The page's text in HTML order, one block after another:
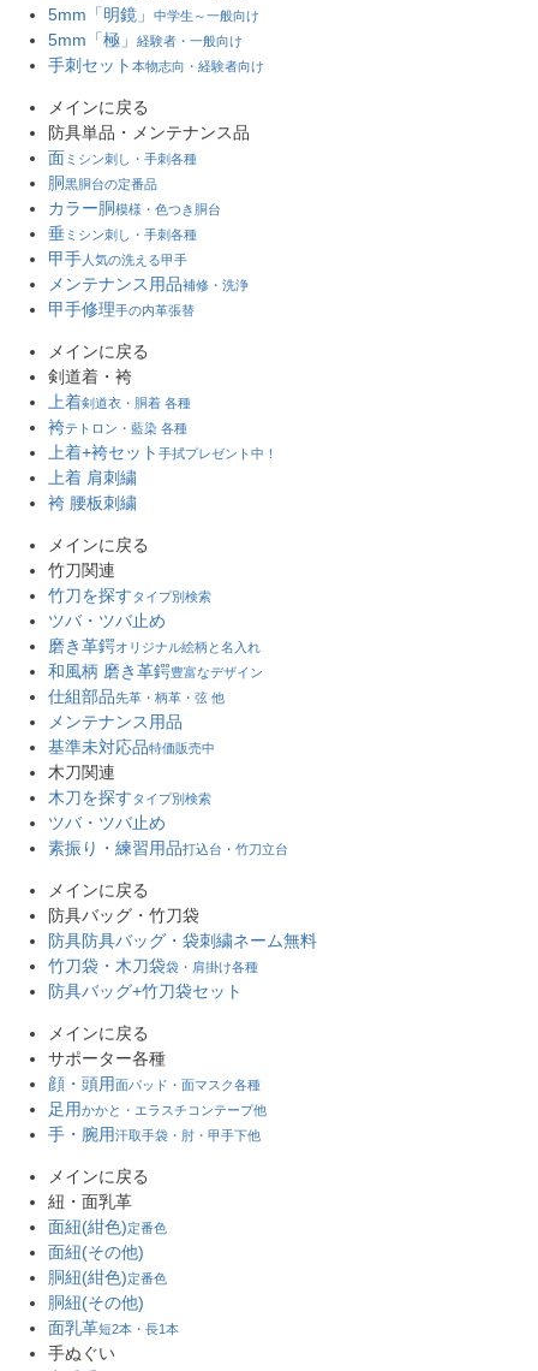
5mm「明鏡」 中学生～一般向け
5mm「極」 経験者・一般向け
手刺セット 本物志向・経験者向け
メインに戻る
防具単品・メンテナンス品
面 ミシン刺し・手刺各種
胴黒胴台の定番品
カラー胴模様・色つき胴台
垂 ミシン刺し・手刺各種
甲手 人気の洗える甲手
メンテナンス用品補修・洗浄
甲手修理手の内革張替
メインに戻る
剣道着・袴
上着剣道衣・胴着 各種
袴テトロン・藍染 各種
上着+袴セット 手拭プレゼント中！
上着 肩刺繍
袴 腰板刺繍
メインに戻る
竹刀関連
竹刀を探すタイプ別検索
ツバ・ツバ止め
磨き革鍔オリジナル絵柄と名入れ
和風柄 磨き革鍔豊富なデザイン
仕組部品先革・柄革・弦 他
メンテナンス用品
基準未対応品特価販売中
木刀関連
木刀を探すタイプ別検索
ツバ・ツバ止め
素振り・練習用品打込台・竹刀立台
メインに戻る
防具バッグ・竹刀袋
防具防具バッグ・袋刺繍ネーム無料
竹刀袋・木刀袋袋・肩掛け各種
防具バッグ+竹刀袋セット
メインに戻る
サポーター各種
顔・頭用面パッド・面マスク各種
足用かかと・エラスチコンテープ他
手・腕用汗取手袋・肘・甲手下他
メインに戻る
紐・面乳革
面紐(紺色)定番色
面紐(その他)
胴紐(紺色)定番色
胴紐(その他)
面乳革短2本・長1本
手ぬぐい